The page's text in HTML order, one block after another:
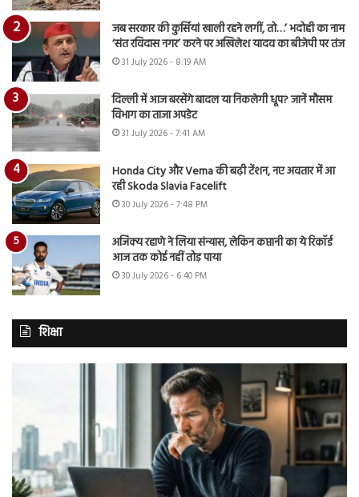
जब सरकार की कुर्सियां खाली रहने लगीं, तो…’ भदोही का नाम
‘संत रविदास नगर’ करने पर अखिलेश यादव का बीजेपी पर तंज
31 July 2026 - 8:19 AM
दिल्ली में आज बरसेंगे बादल या निकलेगी धूप? जानें मौसम
विभाग का ताजा अपडेट
31 July 2026 - 7:41 AM
Honda City और Verna की बढ़ी टेंशन, नए अवतार में आ
रही Skoda Slavia Facelift
30 July 2026 - 7:48 PM
अजिंक्य रहाणे ने लिया संन्यास, लेकिन कप्तानी का ये रिकॉर्ड
आज तक कोई नहीं तोड़ पाया
30 July 2026 - 6:40 PM
शिक्षा